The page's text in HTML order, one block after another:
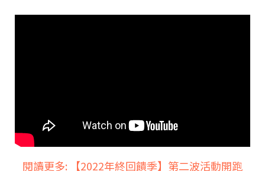
閱讀更多: 【2022年終回饋季】第二波活動開跑